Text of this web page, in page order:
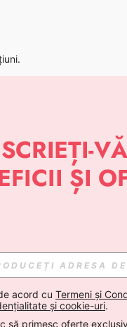
APLICAȚIE
A PRIMI NOUTĂȚI DESPRE
acord cu Termeni și
și cookie-uri.
să primesc oferte